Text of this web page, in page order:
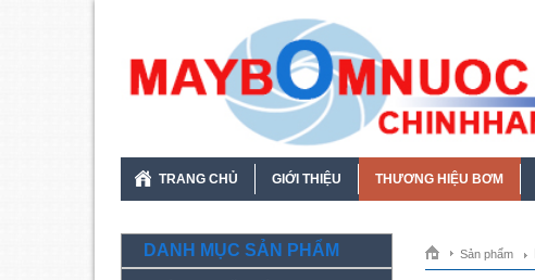
TRANG CHỦ GIỚI THIỆU THƯƠNG HIỆU BƠM
DANH MỤC SẢN PHẨM Sản phẩm